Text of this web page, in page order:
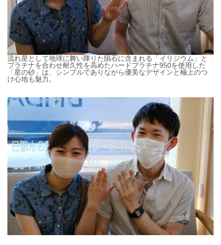
流れ星として地球に舞い降りた隕石に含まれる「イリジウム」と
プラチナを合わせ耐久性を高めたハードプラチナ950を使用した
「星の砂」は、シンプルでありながら優美なデザインと極上のつ
け心地も魅力。